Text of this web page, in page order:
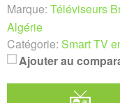
Marque: Téléviseurs
Algérie
Catégorie: Smart TV
Ajouter au